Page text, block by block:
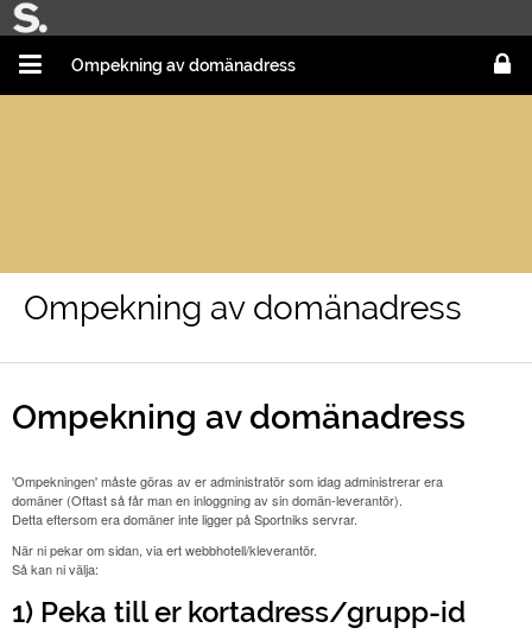
Ompekning av domänadress
Ompekning av domänadress
Ompekning av domänadress
'Ompekningen' måste göras av er administratör som idag administrerar era
domäner (Oftast så får man en inloggning av sin domän-leverantör).
Detta eftersom era domäner inte ligger på Sportniks servrar.
När ni pekar om sidan, via ert webbhotell/kleverantör.
Så kan ni välja:
1) Peka till er kortadress/grupp-id